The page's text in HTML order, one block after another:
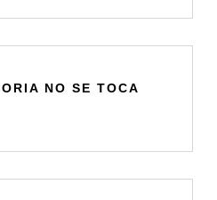
NO SE TOCA